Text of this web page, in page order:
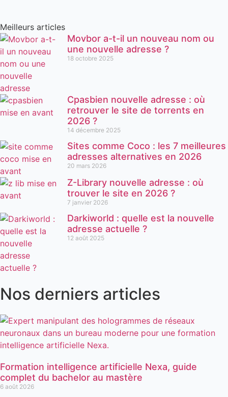
Meilleurs articles
Movbor a-t-il un nouveau nom ou
une nouvelle adresse ?
18 octobre 2025
Cpasbien nouvelle adresse : où
retrouver le site de torrents en
2026 ?
14 décembre 2025
Sites comme Coco : les 7 meilleures
adresses alternatives en 2026
20 mars 2026
Z-Library nouvelle adresse : où
trouver le site en 2026 ?
7 janvier 2026
Darkiworld : quelle est la nouvelle
adresse actuelle ?
12 août 2025
Nos derniers articles
Formation intelligence artificielle Nexa, guide
complet du bachelor au mastère
6 août 2026